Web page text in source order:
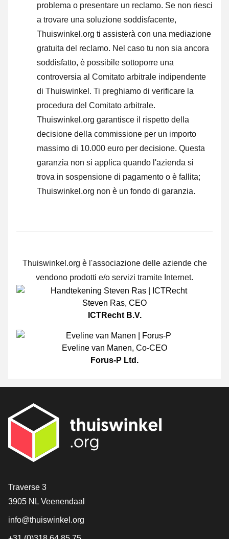
problema o presentare un reclamo. Se non riesci
a trovare una soluzione soddisfacente,
Thuiswinkel.org ti assisterà con una mediazione
gratuita del reclamo. Nel caso tu non sia ancora
soddisfatto, è possibile sottoporre una
controversia al Comitato arbitrale indipendente
di Thuiswinkel. Ti preghiamo di verificare la
procedura del Comitato arbitrale.
Thuiswinkel.org garantisce il rispetto della
decisione della commissione per un importo
massimo di 10.000 euro per decisione. Questa
garanzia non si applica quando l'azienda si
trova in sospensione di pagamento o è fallita;
Thuiswinkel.org non è un fondo di garanzia.
Thuiswinkel.org è l'associazione delle aziende che
vendono prodotti e/o servizi tramite Internet.
Steven Ras, CEO
ICTRecht B.V.
Eveline van Manen, Co-CEO
Forus-P Ltd.
[_General:Contact]
Traverse 3
3905 NL Veenendaal
info@thuiswinkel.org